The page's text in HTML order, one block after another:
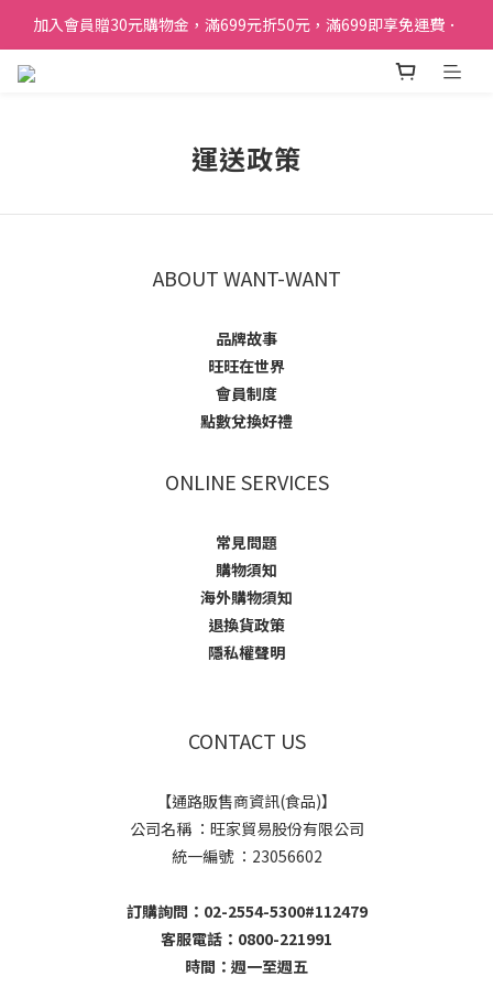
加入會員贈30元購物金，滿699元折50元，滿699即享免運費．
加入會員贈30元購物金，滿699元折50元，滿699即享免運費．
運送政策
ABOUT WANT-WANT
品牌故事
旺旺在世界
會員制度
點數兌換好禮
ONLINE SERVICES
常見問題
購物須知
海外購物須知
退換貨政策
隱私權聲明
CONTACT US
【通路販售商資訊(食品)】
公司名稱 ：旺家貿易股份有限公司
統一編號 ：23056602
訂購詢問：02-2554-5300#112479
客服電話：0800-221991
時間：週一至週五